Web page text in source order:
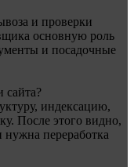
и проверки
основную роль
и посадочные
сайта?
индексацию,
После этого видно,
нужна переработка